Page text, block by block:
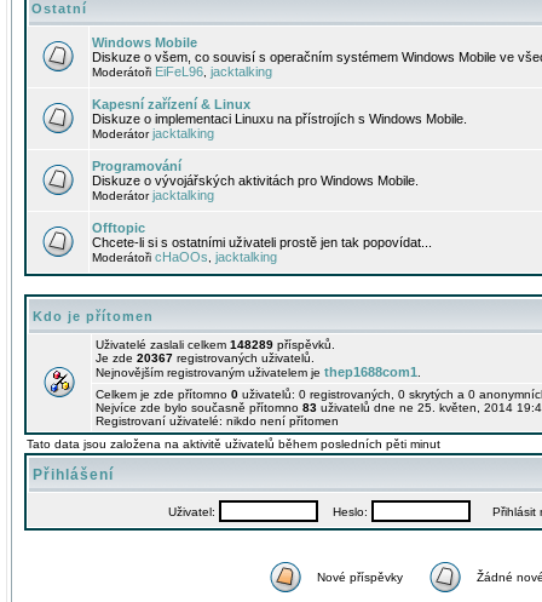
Ostatní
Windows Mobile
Diskuze o všem, co souvisí s operačním systémem Windows Mobile ve
Moderátoři EiFeL96 jacktalking
Kapesní zařízení & Linux
Diskuze o implementaci Linuxu na přístrojích s Windows Mobile.
Moderátorjacktalking
Programování
Diskuze o vývojářských aktivitách pro Windows Mobile.
Moderátorjacktalking
Offtopic
Chcete-li si s ostatními uživateli prostě jen tak popovídat...
Moderátoři cHaOOs jacktalking
Kdo je přítomen
Uživatelé zaslali celkem 148289 příspěvků.
Je zde 20367 registrovaných uživatelů.
Nejnovějším registrovaným uživatelem je thep1688com1
Celkem je zde přítomno 0 uživatelů: 0 registrovaných, 0 skrytých a 0
Nejvíce zde bylo současně přítomno 83 uživatelů dne ne 25. květen, 2014
Registrovaní uživatelé: nikdo není přítomen
Tato data jsou založena na aktivitě uživatelů během posledních pěti minut
Přihlášení
Uživatel: Heslo: Přihlásit
Nové příspěvky Žádné